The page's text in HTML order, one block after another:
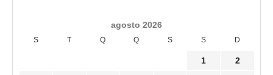
agosto 2026
S T Q Q S S D
1 2